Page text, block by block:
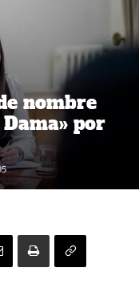
nombre
por